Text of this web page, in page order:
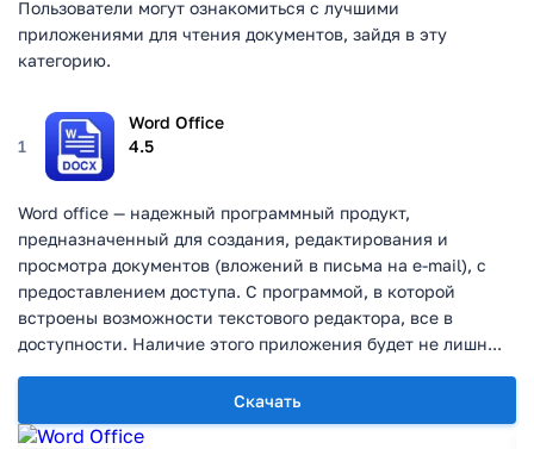
Пользователи могут ознакомиться с лучшими
приложениями для чтения документов, зайдя в эту
категорию.
1
Word Office
4.5
Скачать
Word office — надежный программный продукт,
предназначенный для создания, редактирования и
просмотра документов (вложений в письма на e-mail), с
предоставлением доступа. С программой, в которой
встроены возможности текстового редактора, все в
доступности. Наличие этого приложения будет не лишн...